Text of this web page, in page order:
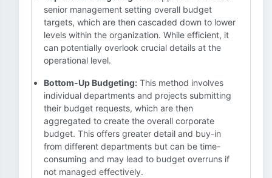
senior management setting overall budget
targets, which are then cascaded down to lower
levels within the organization. While efficient, it
can potentially overlook crucial details at the
operational level.
Bottom-Up Budgeting: This method involves
individual departments and projects submitting
their budget requests, which are then
aggregated to create the overall corporate
budget. This offers greater detail and buy-in
from different departments but can be time-
consuming and may lead to budget overruns if
not managed effectively.